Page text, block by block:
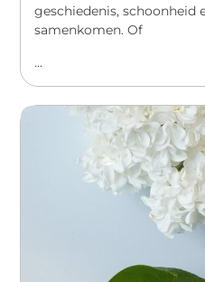
geschiedenis, schoonheid
samenkomen. Of
...